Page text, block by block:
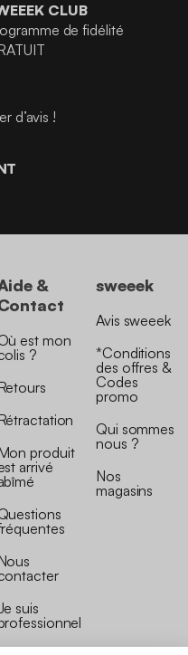
CLUB
de fidélité
d’avis !
&
est mon
?
produit
arrivé
suis
sweeek
Avis sweeek
*Conditions
des offres &
Codes
promo
Qui sommes
nous ?
Nos
magasins